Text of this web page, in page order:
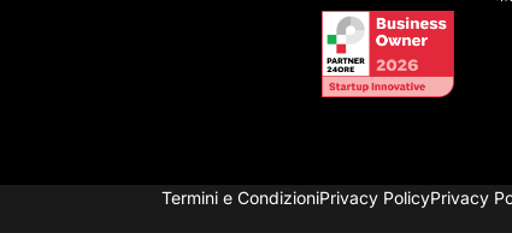
Termini e CondizioniPrivacy PolicyPrivacy